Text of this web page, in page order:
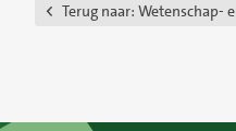
Terug naar: Wetenschap-